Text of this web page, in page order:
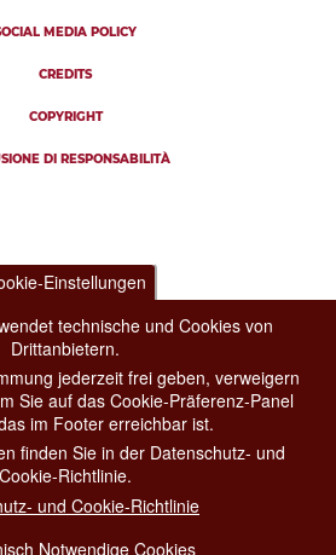
MEDIA POLICY
CREDITS
COPYRIGHT
DI RESPONSABILITÀ
Einstellungen
technische und Cookies von
Drittanbietern.
jederzeit frei geben, verweigern
Sie auf das Cookie-Präferenz-Panel
im Footer erreichbar ist.
finden Sie in der Datenschutz- und
Cookie-Richtlinie.
und Cookie-Richtlinie
Notwendige Cookies